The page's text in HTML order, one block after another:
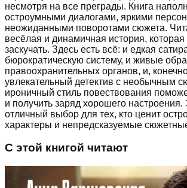
несмотря на все преграды. Книга
остроумными диалогами, яркими
неожиданными поворотами сюжета.
весёлая и динамичная история, которая
заскучать. Здесь есть всё: и едкая
бюрократическую систему, и живые
правоохранительных органов, и,
увлекательный детектив с необычным
ироничный стиль повествования
и получить заряд хорошего
отличный выбор для тех, кто ценит
характеры и непредсказуемые
С этой книгой читают